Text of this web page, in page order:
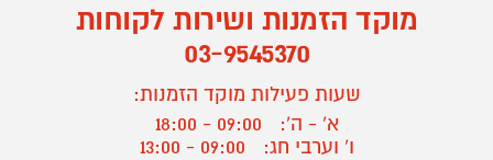
מוקד הזמנות ושירות לקוחות
03-9545370
שעות פעילות מוקד הזמנות:
א' - ה':
09:00 - 18:00
ו' וערבי חג:
09:00 - 13:00